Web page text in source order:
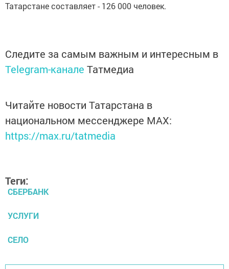
Татарстане составляет - 126 000 человек.
Следите за самым важным и интересным в
Telegram-канале Татмедиа
Читайте новости Татарстана в
национальном мессенджере MАХ:
https://max.ru/tatmedia
Теги:
СБЕРБАНК
УСЛУГИ
СЕЛО